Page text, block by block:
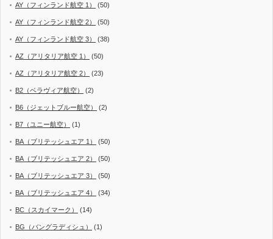
AY（フィンランド航空 1） (50)
AY（フィンランド航空 2） (50)
AY（フィンランド航空 3） (38)
AZ（アリタリア航空 1） (50)
AZ（アリタリア航空 2） (23)
B2（ベラヴィア航空） (2)
B6（ジェットブルー航空） (2)
B7（ユニー航空） (1)
BA（ブリテッシュエア 1） (50)
BA（ブリテッシュエア 2） (50)
BA（ブリテッシュエア 3） (50)
BA（ブリテッシュエア 4） (34)
BC（スカイマーク） (14)
BG（バングラディシュ） (1)